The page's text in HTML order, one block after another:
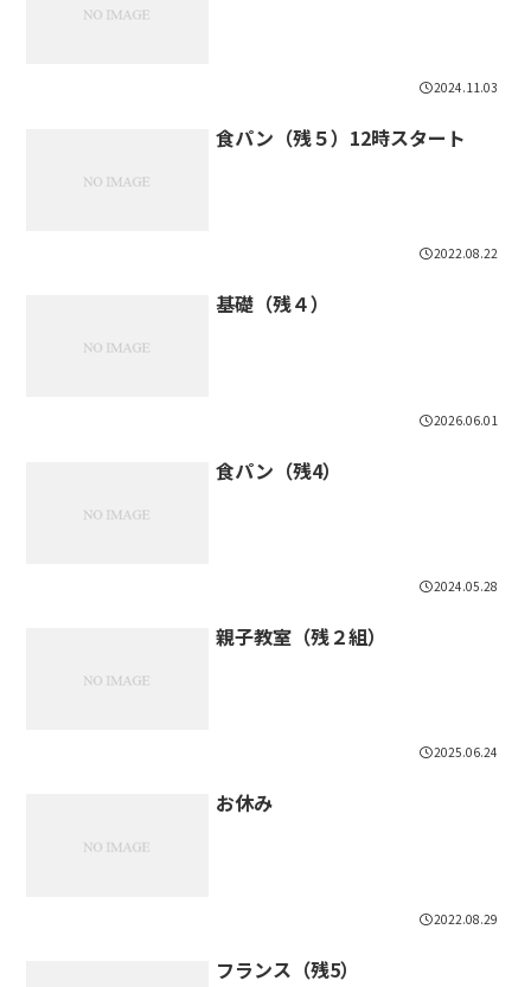
2024.11.03
食パン（残５）12時スタート
2022.08.22
基礎（残４）
2026.06.01
食パン（残4）
2024.05.28
親子教室（残２組）
2025.06.24
お休み
2022.08.29
フランス（残5）